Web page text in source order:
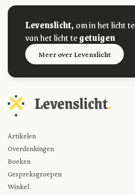
Levenslicht, om in het licht te
van het licht tegetuigen
Meer over Levenslicht
Artikelen
Overdenkingen
Boeken
Gespreksgroepen
Winkel